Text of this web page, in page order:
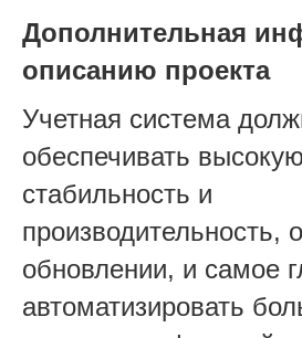
Дополнительная
описанию проекта
Учетная система
обеспечивать высокую
стабильность и
производительность,
обновлении, и самое
автоматизировать